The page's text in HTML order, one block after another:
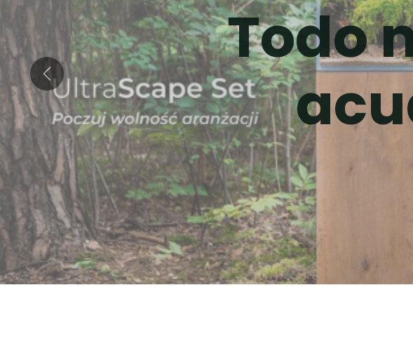
Todo
Anterior